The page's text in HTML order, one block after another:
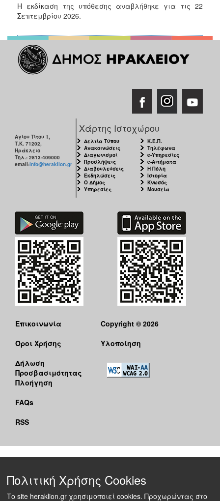
Η εκδίκαση της υπόθεσης αναβλήθηκε για τις 22
Σεπτεμβρίου 2026.
Αγίου Τίτου 1,
Τ.Κ. 71202,
Ηράκλειο
Τηλ.: 2813-409000
email:info@heraklion.gr
Χάρτης Ιστοχώρου
Δελτία Τύπου
Ανακοινώσεις
Διαγωνισμοί
Προσλήψεις
Διαβουλεύσεις
Εκδηλώσεις
Ο Δήμος
Υπηρεσίες
Κ.Ε.Π.
Τηλέφωνα
e-Υπηρεσίες
e-Αιτήματα
Η Πόλη
Ιστορία
Κνωσός
Μουσεία
Επικοινωνία
Όροι Χρήσης
Δήλωση
Προσβασιμότητας
Πλοήγηση
FAQs
RSS
Copyright © 2026
Υλοποίηση
Πολιτική Χρήσης Cookies
Το site heraklion.gr χρησιμοποιεί cookies. Προχωρώντας στο